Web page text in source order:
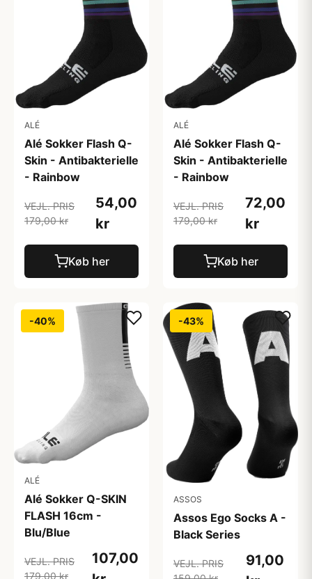
ALÉ
Alé Sokker Flash Q-
Skin - Antibakterielle
- Rainbow
VEJL. PRIS
179,00 kr
54,00
kr
Køb her
ALÉ
Alé Sokker Flash Q-
Skin - Antibakterielle
- Rainbow
VEJL. PRIS
179,00 kr
72,00
kr
Køb her
-40%
ALÉ
Alé Sokker Q-SKIN
FLASH 16cm -
Blu/Blue
VEJL. PRIS
179,00 kr
107,00
-43%
ASSOS
Assos Ego Socks A -
Black Series
VEJL. PRIS
91,00